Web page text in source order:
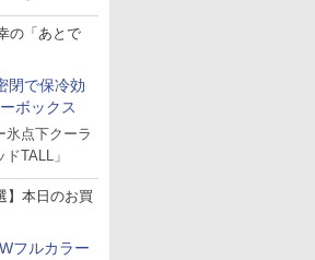
の「あとで
閉で保冷効
ボックス
氷点下クーラ
TALL」
】本日のお買
フルカラー